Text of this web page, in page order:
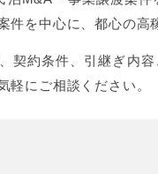
件を中心に、都心の
契約条件、引継ぎ内
軽にご相談ください。